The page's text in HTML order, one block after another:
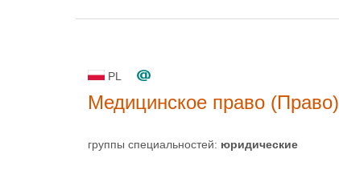
PL
Медицинское право (Право)
группы специальностей: юридические